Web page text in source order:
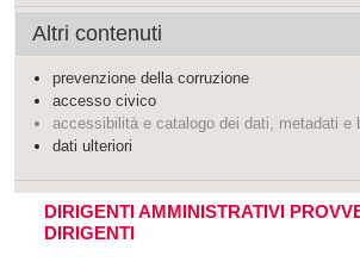
Altri contenuti
prevenzione della corruzione
accesso civico
accessibilità e catalogo dei dati, metadati e
dati ulteriori
DIRIGENTI AMMINISTRATIVI
DIRIGENTI